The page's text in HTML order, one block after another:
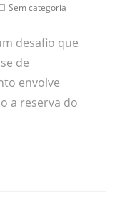
Sem categoria
desafio que
de
envolve
a reserva do